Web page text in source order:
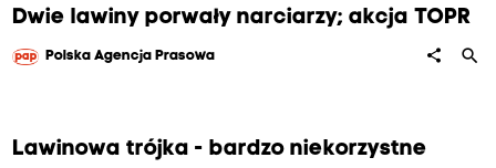
Dwie lawiny porwały narciarzy; akcja TOPR
Polska Agencja Prasowa share search
Lawinowa trójka - bardzo niekorzystne